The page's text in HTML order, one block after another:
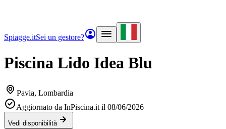
Spiagge.itSei un gestore?
Piscina Lido Idea Blu
Pavia, Lombardia
Aggiornato da InPiscina.it il 08/06/2026
Vedi disponibilità